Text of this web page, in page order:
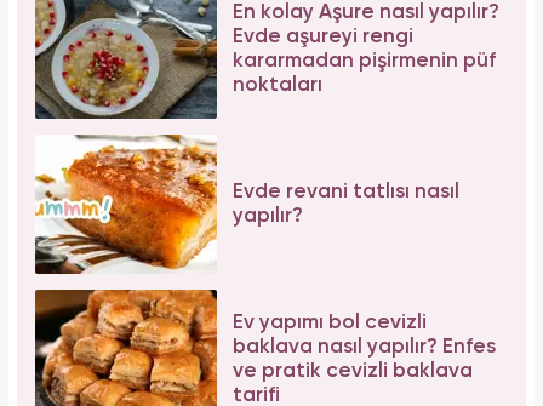
En kolay Aşure nasıl yapılır?
Evde aşureyi rengi
kararmadan pişirmenin püf
noktaları
Evde revani tatlısı nasıl
yapılır?
Ev yapımı bol cevizli
baklava nasıl yapılır? Enfes
ve pratik cevizli baklava
tarifi